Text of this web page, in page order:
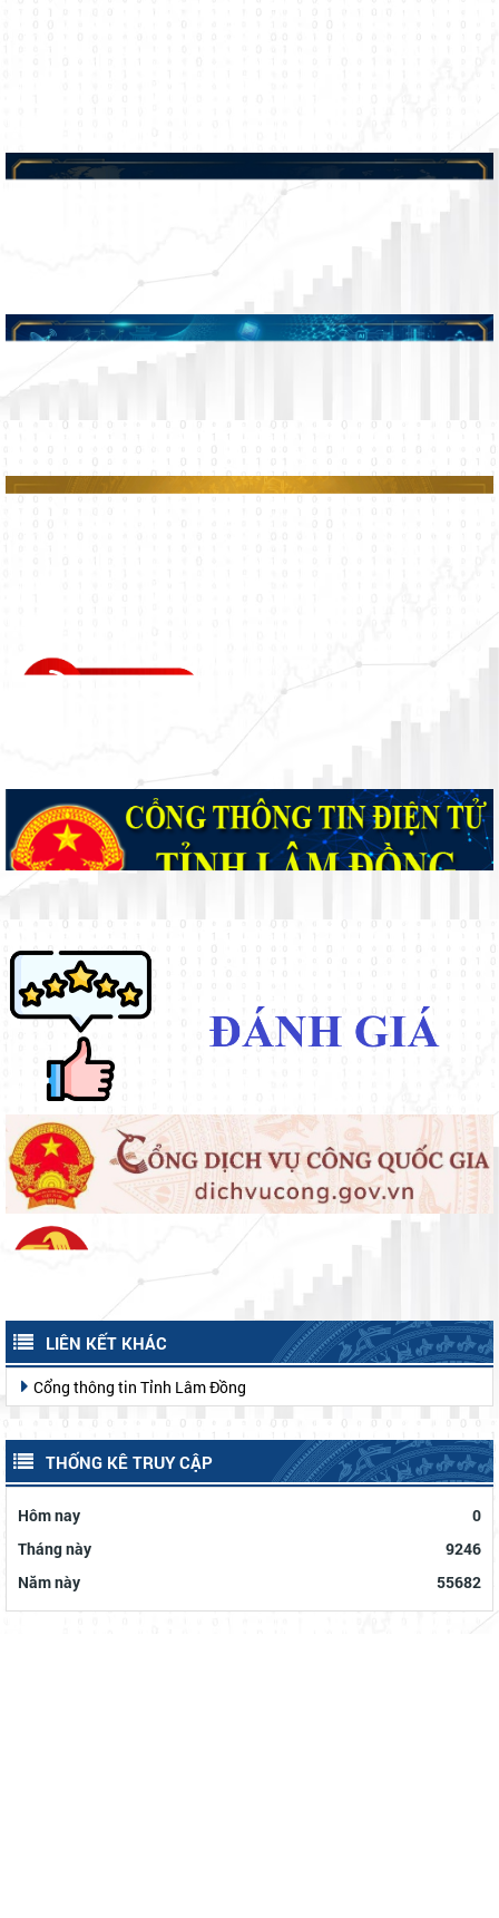
LIÊN KẾT KHÁC
Cổng thông tin Tỉnh Lâm Đồng
THỐNG KÊ TRUY CẬP
Hôm nay
0
Tháng này
9246
Năm này
55682